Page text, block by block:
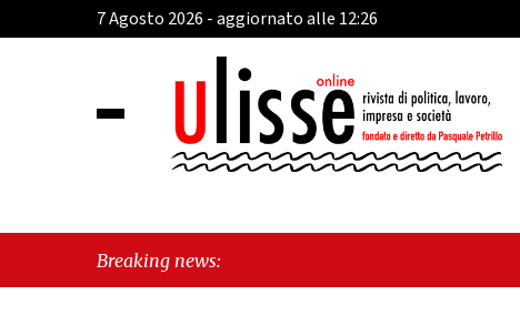
7 Agosto 2026 - aggiornato alle 12:26
Breaking news: